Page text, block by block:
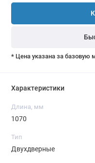
* Цена указана за базовую
Характеристики
Длина, мм
1070
Тип
Двухдверные